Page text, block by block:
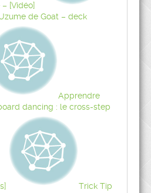
[Vidéo]
de Goat – deck
Apprendre
dancing : le cross-step
Trick Tip